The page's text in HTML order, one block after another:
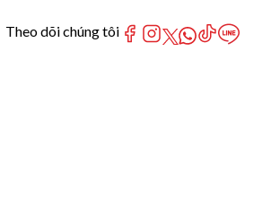
Theo dõi chúng tôi